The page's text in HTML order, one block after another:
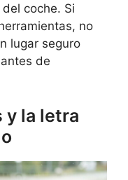
coche. Si
no
lugar seguro
de
y la letra